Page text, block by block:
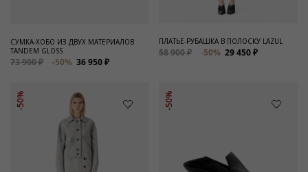
СУМКА-ХОБО ИЗ ДВУХ МАТЕРИАЛОВ
TANDEM GLOSS
73 900 ₽ -50% 36 950 ₽
ПЛАТЬЕ-РУБАШКА В ПОЛОСКУ LAZUL
58 900 ₽ -50% 29 450 ₽
-50% -50%